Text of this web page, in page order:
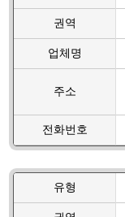
권역
업체명
주소
전화번호
유형